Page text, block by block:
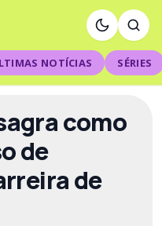
NOTÍCIAS SÉRIES
como
de
de